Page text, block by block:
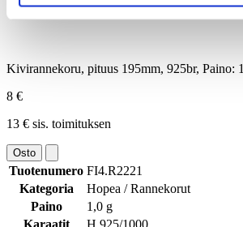
Kivirannekoru, pituus 195mm, 925br, Paino:
8 €
13 € sis. toimituksen
Osto
Tuotenumero FI4.R2221
Kategoria
Hopea / Rannekorut
Paino
1,0 g
Karaatit
H 925/1000